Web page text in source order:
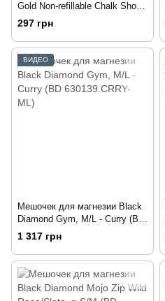
Gold Non-refillable Chalk Shot,
50 г (BD 550504.0000)
297 грн
ВИДЕО
Мешочек для магнезии Black
Diamond Gym, M/L - Curry (BD
630139.CRRY-ML)
1 317 грн